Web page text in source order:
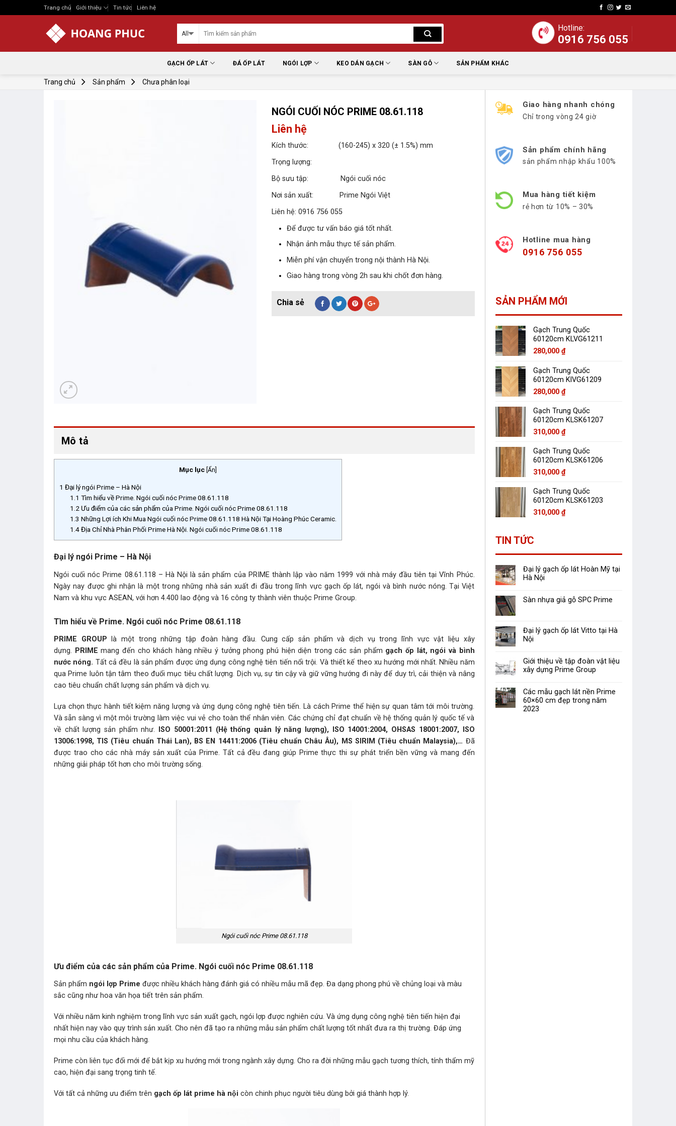
to
Trang chủ Giới thiệu Tin tức Liên hệ
Hotline:
0916 756 055
GẠCH ỐP LÁT ĐÁ ỐP LÁT NGÓI LỢP KEO DÁN GẠCH SÀN GỖ SẢN PHẨM KHÁC
Trang chủ Sản phẩm Chưa phân loại
NGÓI CUỐI NÓC PRIME 08.61.118
Liên hệ
Kích thước: (160-245) x 320 (± 1.5%) mm
Trọng lượng:
Bộ sưu tập: Ngói cuối nóc
Nơi sản xuất: Prime Ngói Việt
Liên hệ: 0916 756 055
Để được tư vấn báo giá tốt nhất.
Nhận ảnh mẫu thực tế sản phẩm.
Miễn phí vận chuyển trong nội thành Hà Nội.
Giao hàng trong vòng 2h sau khi chốt đơn hàng.
Mô tả
Mục lục Ẩn
1 Đại lý ngói Prime – Hà Nội
1.1 Tìm hiểu về Prime. Ngói cuối nóc Prime 08.61.118
1.2 Ưu điểm của các sản phẩm của Prime. Ngói cuối nóc Prime 08.61.118
1.3 Những Lợi ích Khi Mua Ngói cuối nóc Prime 08.61.118 Hà Nội Tại Hoàng Phúc Ceramic.
1.4Địa Chỉ Nhà Phân Phối Prime Hà Nội. Ngói cuối nóc Prime 08.61.118
Đại lý ngói Prime – Hà Nội
Ngói cuối nóc Prime 08.61.118 – Hà Nội là sản phẩm của PRIME thành lập vào năm 1999 với nhà máy đầu tiên tại Vĩnh Phúc.
Ngày nay được ghi nhận là một trong những nhà sản xuất đi đầu trong lĩnh vực gạch ốp lát, ngói và bình nước nóng. Tại Việt
Nam và khu vực ASEAN, với hơn 4.400 lao động và 16 công ty thành viên thuộc Prime Group.
Tìm hiểu về Prime. Ngói cuối nóc Prime 08.61.118
PRIME GROUP là một trong những tập đoàn hàng đầu. Cung cấp sản phẩm và dịch vụ trong lĩnh vực vật liệu xây
dựng. PRIME mang đến cho khách hàng nhiều ý tưởng phong phú hiện diện trong các sản phẩm gạch ốp lát, ngói và bình
nước nóng. Tất cả đều là sản phẩm được ứng dụng công nghệ tiên tiến nổi trội. Và thiết kế theo xu hướng mới nhất. Nhiều năm
qua Prime luôn tận tâm theo đuổi mục tiêu chất lượng. Dịch vụ, sự tin cậy và giữ vững hướng đi này để duy trì, cải thiện và nâng
cao tiêu chuẩn chất lượng sản phẩm và dịch vụ.
Lựa chọn thực hành tiết kiệm năng lượng và ứng dụng công nghệ tiên tiến. Là cách Prime thể hiện sự quan tâm tới môi trường.
Và sẵn sàng vì một môi trường làm việc vui vẻ cho toàn thể nhân viên. Các chứng chỉ đạt chuẩn về hệ thống quản lý quốc tế và
về chất lượng sản phẩm như.
ISO 50001:2011 (Hệ thống quản lý năng lượng), ISO 14001:2004, OHSAS 18001:2007, ISO
13006:1998, TIS (Tiêu chuẩn Thái Lan), BS EN 14411:2006 (Tiêu chuẩn Châu Âu), MS SIRIM (Tiêu chuẩn Malaysia),… Đã
được trao cho các nhà máy sản xuất của Prime. Tất cả đều đang giúp Prime thực thi sự phát triển bền vững và mang đến
những giải pháp tốt hơn cho môi trường sống.
Ngói cuối nóc Prime 08.61.118
Ưu điểm của các sản phẩm của Prime. Ngói cuối nóc Prime 08.61.118
Sản phẩm ngói lợp Prime được nhiều khách hàng đánh giá có nhiều mẫu mã đẹp. Đa dạng phong phú về chủng loại và màu
sắc cũng như hoa văn họa tiết trên sản phẩm.
Với nhiều năm kinh nghiệm trong lĩnh vực sản xuất gạch, ngói lợp được nghiên cứu. Và ứng dụng công nghệ tiên tiến hiện đại
nhất hiện nay vào quy trình sản xuất. Cho nên đã tạo ra những mẫu sản phẩm chất lượng tốt nhất đưa ra thị trường. Đáp ứng
mọi nhu cầu của khách hàng.
Prime còn liên tục đổi mới để bắt kịp xu hướng mới trong ngành xây dựng. Cho ra đời những mẫu gạch tương thích, tính thẩm mỹ
cao, hiện đại sang trọng tinh tế.
Với tất cả những ưu điểm trên gạch ốp lát prime hà nội còn chinh phục người tiêu dùng bởi giá thành hợp lý.
Giao hàng nhanh chóng
Chỉ trong vòng 24 giờ
Sản phẩm chính hãng
sản phẩm nhập khẩu 100%
Mua hàng tiết kiệm
rẻ hơn từ 10% – 30%
Hotline mua hàng
0916 756 055
SẢN PHẨM MỚI
Gạch Trung Quốc
60120cm KLVG61211
280,000 ₫
Gạch Trung Quốc
60120cm KlVG61209
280,000 ₫
Gạch Trung Quốc
60120cm KLSK61207
310,000 ₫
Gạch Trung Quốc
60120cm KLSK61206
310,000 ₫
Gạch Trung Quốc
60120cm KLSK61203
310,000 ₫
TIN TỨC
Đại lý gạch ốp lát Hoàn Mỹ tại
Hà Nội
Sàn nhựa giả gỗ SPC Prime
Đại lý gạch ốp lát Vitto tại Hà
Nội
Giới thiệu về tập đoàn vật liệu
xây dựng Prime Group
Các mẫu gạch lát nền Prime
60×60 cm đẹp trong năm
2023